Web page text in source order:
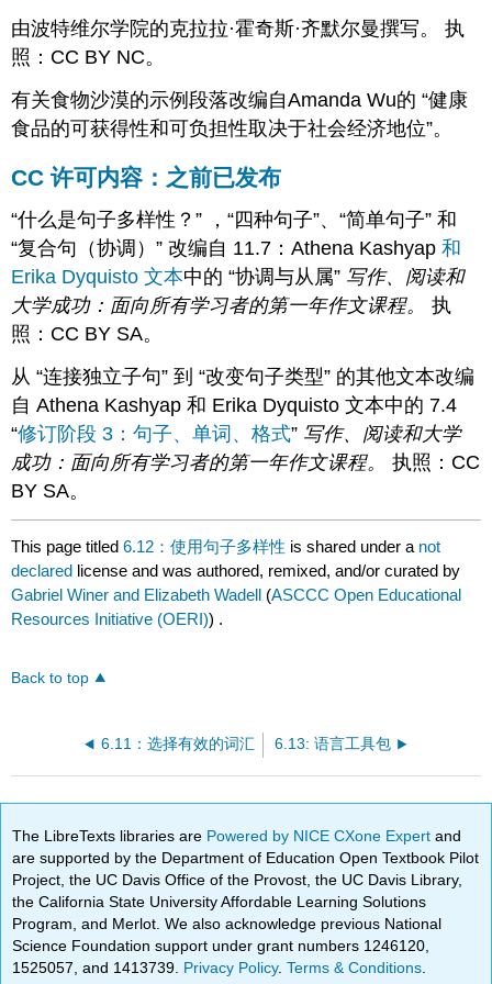
由波特维尔学院的克拉拉·霍奇斯·齐默尔曼撰写。 执
照：CC BY NC。
有关食物沙漠的示例段落改编自Amanda Wu的 “健康
食品的可获得性和可负担性取决于社会经济地位”。
CC 许可内容：之前已发布
“什么是句子多样性？” ，“四种句子”、“简单句子” 和
“复合句（协调）” 改编自 11.7：Athena Kashyap和
Erika Dyquisto 文本中的 “协调与从属” 写作、阅读和
大学成功：面向所有学习者的第一年作文课程。执
照：CC BY SA。
从 “连接独立子句” 到 “改变句子类型” 的其他文本改编
自 Athena Kashyap 和 Erika Dyquisto 文本中的 7.4
“修订阶段 3：句子、单词、格式” 写作、阅读和大学
成功：面向所有学习者的第一年作文课程。执照：CC
BY SA。
This page titled6.12：使用句子多样性 is shared under a not
declared license and was authored, remixed, and/or curated by
Gabriel Winer and Elizabeth Wadell (ASCCC Open Educational
Resources Initiative (OERI)) .
Back to top
6.11：选择有效的词汇 6.13: 语言工具包
The LibreTexts libraries are Powered by NICE CXone Expertand
are supported by the Department of Education Open Textbook Pilot
Project, the UC Davis Office of the Provost, the UC Davis Library,
the California State University Affordable Learning Solutions
Program, and Merlot. We also acknowledge previous National
Science Foundation support under grant numbers 1246120,
1525057, and 1413739. Privacy Policy.Terms & Conditions